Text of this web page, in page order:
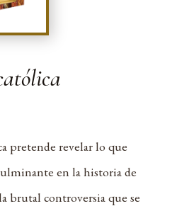
pretende revelar lo que
en la historia de
brutal controversia que se